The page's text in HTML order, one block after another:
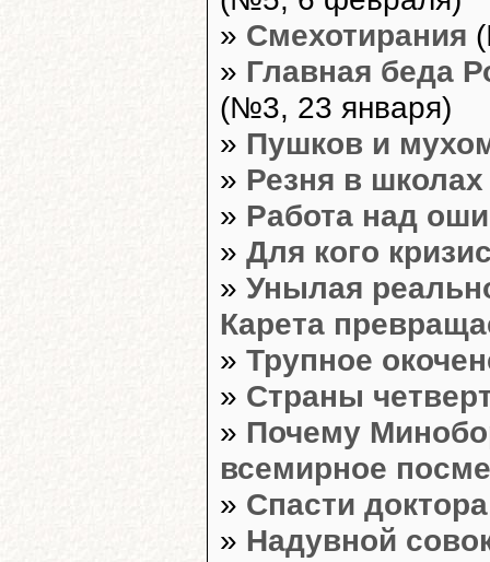
» Смехотирания
» Главная беда
(№3, 23 января)
» Пушков и
» Резня в
» Работа над
» Для кого
» Унылая
Карета
» Трупное
» Страны
» Почему
всемирное
» Спасти доктора
» Надувной